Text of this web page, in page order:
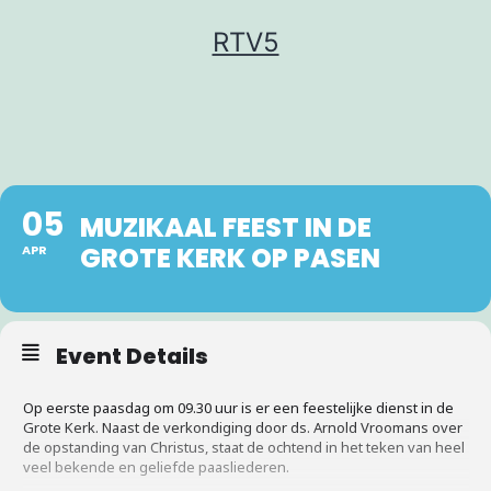
RTV5
05
APR
MUZIKAAL FEEST IN DE
GROTE KERK OP PASEN
Event Details
Op eerste paasdag om 09.30 uur is er een feestelijke dienst in de
Grote Kerk. Naast de verkondiging door ds. Arnold Vroomans over
de opstanding van Christus, staat de ochtend in het teken van heel
veel bekende en geliefde paasliederen.